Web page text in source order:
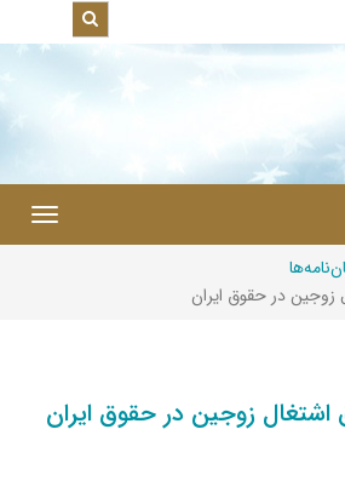
زوجین در حقوق ایران
اشتغال زوجین در حقوق ایران